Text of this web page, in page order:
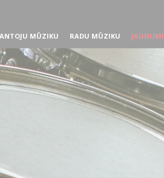
MŪZIKU RADU MŪZIKU JAUNUMI